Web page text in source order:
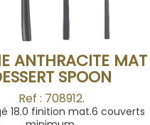
ANTHRACITE MAT
SPOON
Ref : 708912.
18.0 finition mat.6 couverts